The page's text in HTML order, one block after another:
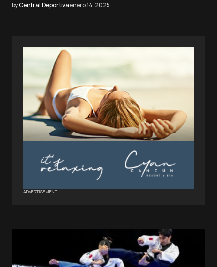
byCentral Deportivaenero 14, 2025
ADVERTISEMENT